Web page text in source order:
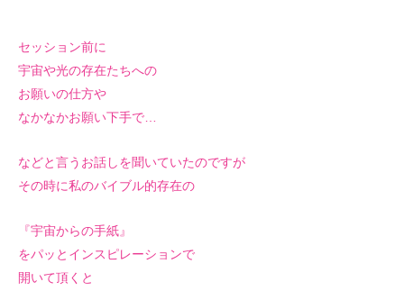
セッション前に
宇宙や光の存在たちへの
お願いの仕方や
なかなかお願い下手で…
などと言うお話しを聞いていたのですが
その時に私のバイブル的存在の
『宇宙からの手紙』
をパッとインスピレーションで
開いて頂くと